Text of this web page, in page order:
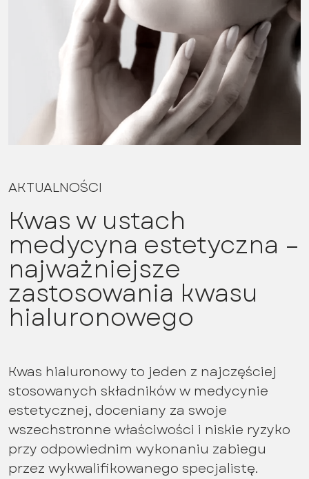
AKTUALNOŚCI
Kwas w ustach
medycyna estetyczna –
najważniejsze
zastosowania kwasu
hialuronowego
Kwas hialuronowy to jeden z najczęściej
stosowanych składników w medycynie
estetycznej, doceniany za swoje
wszechstronne właściwości i niskie ryzyko
przy odpowiednim wykonaniu zabiegu
przez wykwalifikowanego specjalistę.